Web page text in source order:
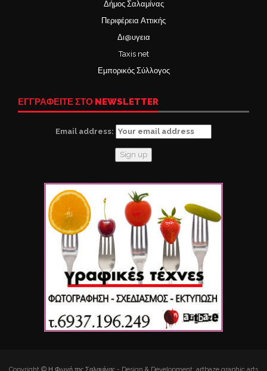
Δήμος Σαλαμίνας
Περιφέρεια Αττικής
Δι@υγεια
Taxis net
Εμπορικός Σύλλογος
ΕΓΓΡΑΦΕΙΤΕ ΣΤΟ NEWSLETTER
Email address: